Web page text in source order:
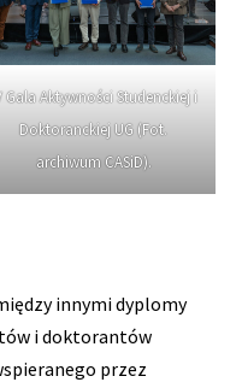
Gala Aktywności Studenckiej i
Doktoranckiej UG (Fot.
archiwum CASiD).
innymi dyplomy
i doktorantów
przez